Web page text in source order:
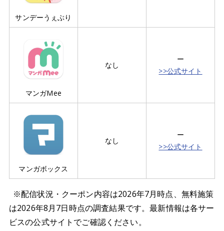
サンデーうぇぶり
マンガMee
なし
ー
>>公式サイト
マンガボックス
なし
ー
>>公式サイト
※配信状況・クーポン内容は2026年7月時点、無料施策
は2026年8月7日時点の調査結果です。最新情報は各サー
ビスの公式サイトでご確認ください。